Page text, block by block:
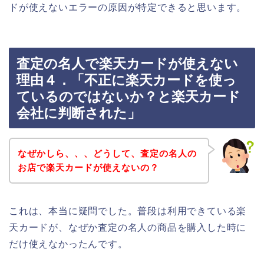
ドが使えないエラーの原因が特定できると思います。
査定の名人で楽天カードが使えない
理由４．「不正に楽天カードを使っ
ているのではないか？と楽天カード
会社に判断された」
なぜかしら、、、どうして、査定の名人の
お店で楽天カードが使えないの？
これは、本当に疑問でした。普段は利用できている楽
天カードが、なぜか査定の名人の商品を購入した時に
だけ使えなかったんです。